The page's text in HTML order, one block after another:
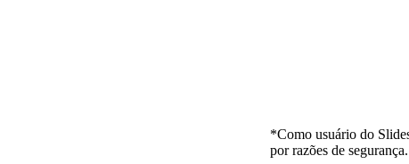
*Como usuário do
por razões de segurança.